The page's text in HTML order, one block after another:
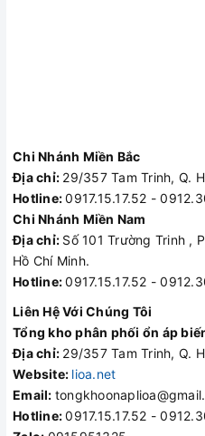
Chi Nhánh Miền Bắc
Địa chỉ: 29/357 Tam Trinh, Q.
Hotline:0917.15.17.52 -
Chi Nhánh Miền Nam
Địa chỉ: Số 101 Trường Trinh ,
Hồ Chí Minh.
Hotline:0917.15.17.52 -
Liên Hệ Với Chúng Tôi
Tổng kho phân phối ổn áp
Địa chỉ: 29/357 Tam Trinh, Q.
Website: lioa.net
Email:
Hotline:0917.15.17.52 -